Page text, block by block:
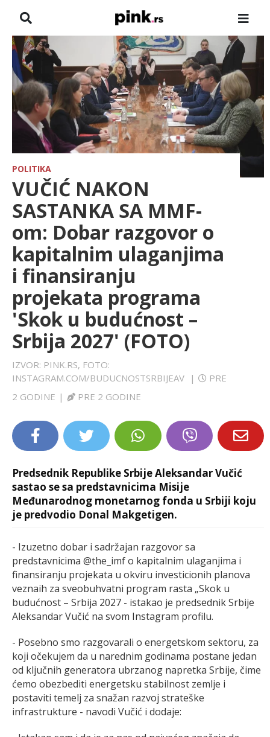
NASLOVNA
VESTI
ZADRUGA
SHOWBIZ
HRONIKA
FARMERI
SPORT
LIFESTYLE
EXTRA
POLITIKA
VUČIĆ NAKON
SASTANKA SA MMF-
om: Dobar razgovor o
kapitalnim ulaganjima
i finansiranju
projekata programa
'Skok u budućnost –
Srbija 2027' (FOTO)
IZVOR: PINK.RS, FOTO:
INSTAGRAM.COM/BUDUCNOSTSRBIJEAV
|
PRE
2 GODINE | PRE 2 GODINE
Predsednik Republike Srbije Aleksandar Vučić
sastao se sa predstavnicima Misije
Međunarodnog monetarnog fonda u Srbiji koju
je predvodio Donal Makgetigen.
- Izuzetno dobar i sadržajan razgovor sa
predstavnicima @the_imf o kapitalnim ulaganjima i
finansiranju projekata u okviru investicionih planova
veznaih za sveobuhvatni program rasta „Skok u
budućnost – Srbija 2027 - istakao je predsednik Srbije
Aleksandar Vučić na svom Instagram profilu.
- Posebno smo razgovarali o energetskom sektoru, za
koji očekujem da u narednim godinama postane jedan
od ključnih generatora ubrzanog napretka Srbije, čime
ćemo obezbediti energetsku stabilnost zemlje i
postaviti temelj za snažan razvoj strateške
infrastrukture - navodi Vučić i dodaje: